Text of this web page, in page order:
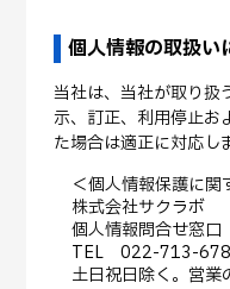
個人情報の取扱い
当社は、当社が取り扱
示、訂正、利用停止お
た場合は適正に対応し
＜個人情報保護に関
株式会社サクラボ
個人情報問合せ窓口
TEL 022-713-
土日祝日除く。営業